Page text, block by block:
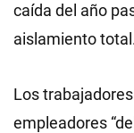
caída del año
aislamiento
Los
empleadores